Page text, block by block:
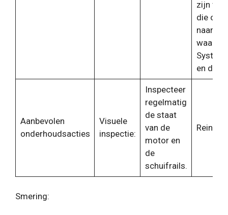
zijn
die op
naar
waarde.
en
Aanbevolen
onderhoudsacties
Visuele
inspectie:
Inspecteer
regelmatig
de staat
van de
motor en
de
schuifrails.
Smering: